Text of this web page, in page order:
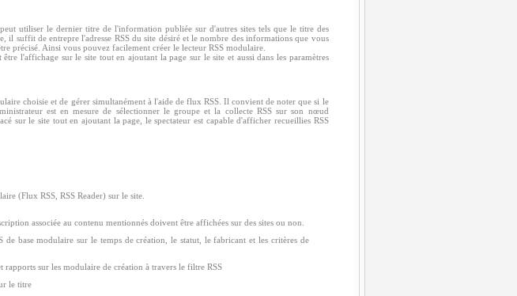
utiliser le dernier titre de l'information publiée sur d'autres sites tels que le titre des
il suffit de entrepre l'adresse RSS du site désiré et le nombre des informations que vous
précisé. Ainsi vous pouvez facilement créer le lecteur RSS modulaire.
l'affichage sur le site tout en ajoutant la page sur le site et aussi dans les paramètres
choisie et de gérer simultanément à l'aide de flux RSS. Il convient de noter que si le
est en mesure de sélectionner le groupe et la collecte RSS sur son nœud
sur le site tout en ajoutant la page, le spectateur est capable d'afficher recueillies RSS
(Flux RSS, RSS Reader) sur le site.
associée au contenu mentionnés doivent être affichées sur des sites ou non.
de base modulaire sur le temps de création, le statut, le fabricant et les critères de
rapports sur les modulaire de création à travers le filtre RSS
le titre